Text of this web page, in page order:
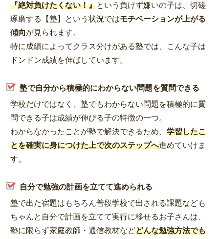
『絶対負けたくない！』という負けず嫌いの子は、切磋
琢磨する【塾】という状況ではモチベーションが上がる
傾向が見られます。
特に成績によってクラス分けがある塾では、こんな子は
ドンドン成績を伸ばしています。
塾で自分から積極的にわからない問題を質問できる
学校だけではなく、塾でもわからない問題を積極的に質
問できる子は成績が伸びる子の特徴の一つ。
わからなかったことが塾で解決できるため、学習したこ
とを確実に身につけた上で次のステップへ進めていけま
す。
自分で勉強の計画を立てて進められる
塾で出た宿題はもちろん普段学校で出される課題なども
ちゃんと自分で計画を立てて実行に移せるお子さんは、
塾に限らず家庭教師・通信教材などどんな勉強方法でも